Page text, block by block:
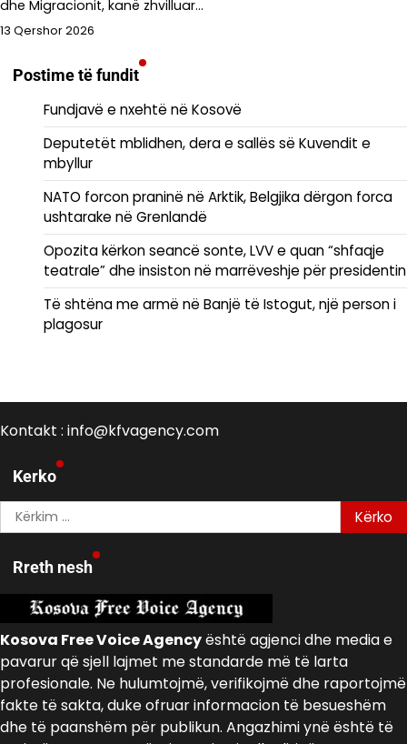
dhe Migracionit, kanë zhvilluar…
13 Qershor 2026
Postime të fundit
Fundjavë e nxehtë në Kosovë
Deputetët mblidhen, dera e sallës së Kuvendit e
mbyllur
NATO forcon praninë në Arktik, Belgjika dërgon forca
ushtarake në Grenlandë
Opozita kërkon seancë sonte, LVV e quan “shfaqje
teatrale” dhe insiston në marrëveshje për presidentin
Të shtëna me armë në Banjë të Istogut, një person i
plagosur
Kontakt : info@kfvagency.com
Kerko
Kërko
për:
Rreth nesh
Kosova Free Voice Agencyështë agjenci dhe media e
pavarur që sjell lajmet me standarde më të larta
profesionale. Ne hulumtojmë, verifikojmë dhe raportojmë
fakte të sakta, duke ofruar informacion të besueshëm
dhe të paanshëm për publikun. Angazhimi ynë është të